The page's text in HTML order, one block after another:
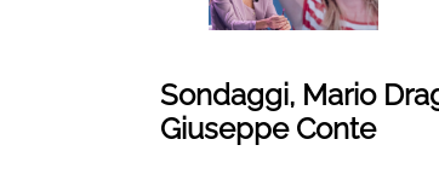
Sondaggi, Mario
Giuseppe Conte